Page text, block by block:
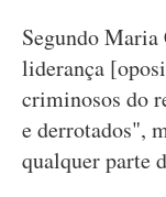
Segundo
liderança
criminosos do
e derrotados",
qualquer parte